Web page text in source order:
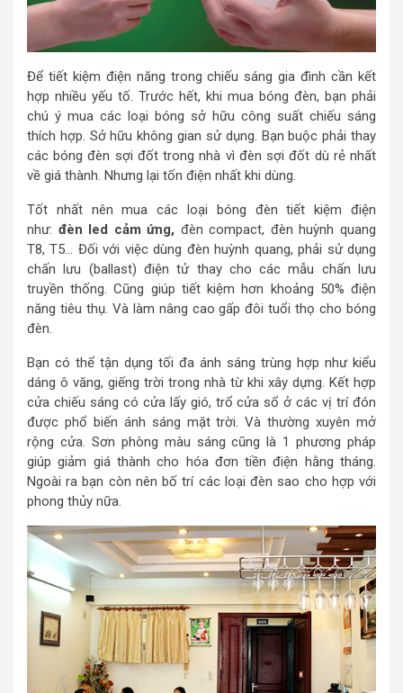
Để tiết kiệm điện năng trong chiếu sáng gia đình cần kết
hợp nhiều yếu tố. Trước hết, khi mua bóng đèn, bạn phải
chú ý mua các loại bóng sở hữu công suất chiếu sáng
thích hợp. Sở hữu không gian sử dụng. Bạn buộc phải thay
các bóng đèn sợi đốt trong nhà vì đèn sợi đốt dù rẻ nhất
về giá thành. Nhưng lại tốn điện nhất khi dùng.
Tốt nhất nên mua các loại bóng đèn tiết kiệm điện
như: đèn led cảm ứng, đèn compact, đèn huỳnh quang
T8, T5… Đối với việc dùng đèn huỳnh quang, phải sử dụng
chấn lưu (ballast) điện tử thay cho các mẫu chấn lưu
truyền thống. Cũng giúp tiết kiệm hơn khoảng 50% điện
năng tiêu thụ. Và làm nâng cao gấp đôi tuổi thọ cho bóng
đèn.
Bạn có thể tận dụng tối đa ánh sáng trùng hợp như kiểu
dáng ô văng, giếng trời trong nhà từ khi xây dựng. Kết hợp
cửa chiếu sáng có cửa lấy gió, trổ cửa sổ ở các vị trí đón
được phổ biến ánh sáng mặt trời. Và thường xuyên mở
rộng cửa. Sơn phòng màu sáng cũng là 1 phương pháp
giúp giảm giá thành cho hóa đơn tiền điện hằng tháng.
Ngoài ra bạn còn nên bố trí các loại đèn sao cho hợp với
phong thủy nữa.